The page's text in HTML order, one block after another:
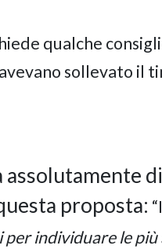
qualche
sollevato il
assolutamente
proposta: “I
individuare le